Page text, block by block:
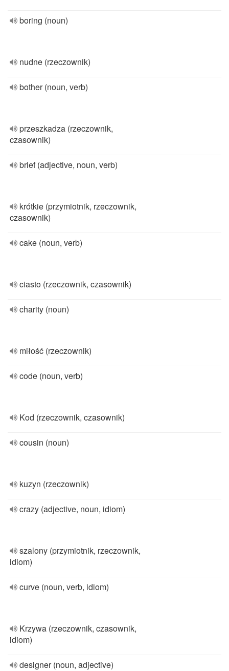
boring (noun)
nudne (rzeczownik)
bother (noun, verb)
przeszkadza (rzeczownik,
czasownik)
brief (adjective, noun, verb)
krótkie (przymiotnik, rzeczownik,
czasownik)
cake (noun, verb)
ciasto (rzeczownik, czasownik)
charity (noun)
miłość (rzeczownik)
code (noun, verb)
Kod (rzeczownik, czasownik)
cousin (noun)
kuzyn (rzeczownik)
crazy (adjective, noun, idiom)
szalony (przymiotnik, rzeczownik,
idiom)
curve (noun, verb, idiom)
Krzywa (rzeczownik, czasownik,
idiom)
designer (noun, adjective)